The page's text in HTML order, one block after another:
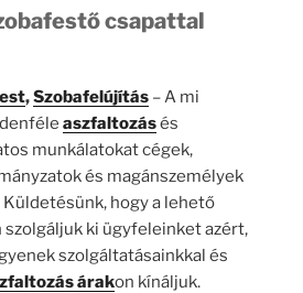
csapattal
,Szobafelújítás – A mi
aszfaltozásés
munkálatokat cégek,
és magánszemélyek
Küldetésünk, hogy a lehető
ki ügyfeleinket azért,
szolgáltatásainkkal és
árakon kínáljuk.